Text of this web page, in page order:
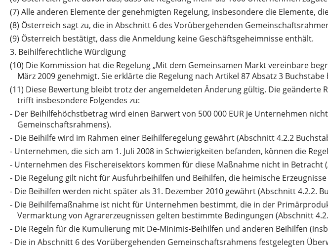
(7) Alle anderen Elemente der genehmigten Regelung, insbesondere die Elemente,
(8) Österreich sagt zu, die in Abschnitt 6 des Vorübergehenden
(9) Österreich bestätigt, dass die Anmeldung keine Geschäftsgeheimnisse enthält.
3. Beihilferechtliche Würdigung
(10) Die Kommission hat die Regelung „Mit dem Gemeinsamen Markt vereinbare
März 2009 genehmigt. Sie erklärte die Regelung nach Artikel 87 Absatz 3
(11) Diese Bewertung bleibt trotz der angemeldeten Änderung gültig. Die
trifft insbesondere Folgendes zu:
- Der Beihilfehöchstbetrag wird einen Barwert von 500 000 EUR je Unternehmen
Gemeinschaftsrahmens).
- Die Beihilfe wird im Rahmen einer Beihilferegelung gewährt (Abschnitt 4.2.2
- Unternehmen, die sich am 1. Juli 2008 in Schwierigkeiten befanden, können die
- Unternehmen des Fischereisektors kommen für diese Maßnahme nicht in Betracht
- Die Regelung gilt nicht für Ausfuhrbeihilfen und Beihilfen, die heimische
- Die Beihilfen werden nicht später als 31. Dezember 2010 gewährt (Abschnitt 4.2.2.
- Die Beihilfemaßnahme ist nicht für Unternehmen bestimmt, die in der
Vermarktung von Agrarerzeugnissen gelten bestimmte Bedingungen (Abschnitt
- Die Regeln für die Kumulierung mit De-Minimis-Beihilfen und anderen Beihilfen
- Die in Abschnitt 6 des Vorübergehenden Gemeinschaftsrahmens festgelegten